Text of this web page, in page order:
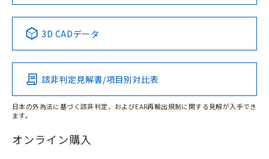
検出領域
Pb Hg Cd Cr(VI)
O
在庫等で未対応品が混在する可能性があります。
No No No No
この製品の規格認証/適合状況ページへ
その他の認証はこちらのページからご検索ください
3D CADデータ
該非判定見解書/項目別対比表
日本の外為法に基づく該非判定、およびEAR再輸出規制に関する見解が入手でき
ます。
オンライン購入